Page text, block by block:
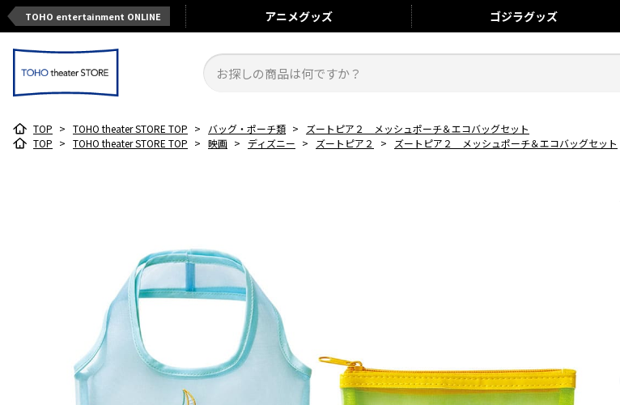
TOHO entertainment ONLINE アニメグッズ ゴジラグッズ
TOP > TOHO theater STORE TOP > バッグ・ポーチ類 >
ズートピア２ メッシュポーチ＆エコバッグセット
TOP > TOHO theater STORE TOP > 映画 > ディズニー > ズートピア２ > ズートピア２ メッシュポーチ＆エコバッグセット